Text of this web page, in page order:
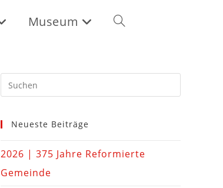
Museum
Neueste Beiträge
2026 | 375 Jahre Reformierte
Gemeinde